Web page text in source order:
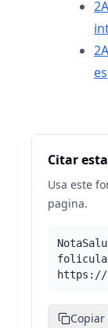
Citar
Usa este
pagina.
https://
Copiar